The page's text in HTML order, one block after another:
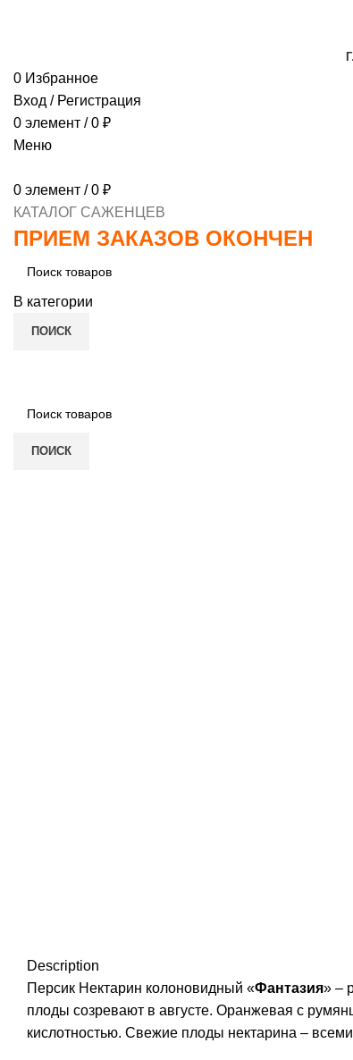
0 Избранное
Вход / Регистрация
0 элемент / 0 ₽
Меню
0 элемент / 0 ₽
КАТАЛОГ САЖЕНЦЕВ
ПРИЕМ ЗАКАЗОВ ОКОНЧЕН
В категории
ПОИСК
ПОИСК
Description
Персик Нектарин колоновидный «Фантазия» –
плоды созревают в августе. Оранжевая с
кислотностью. Свежие плоды нектарина –